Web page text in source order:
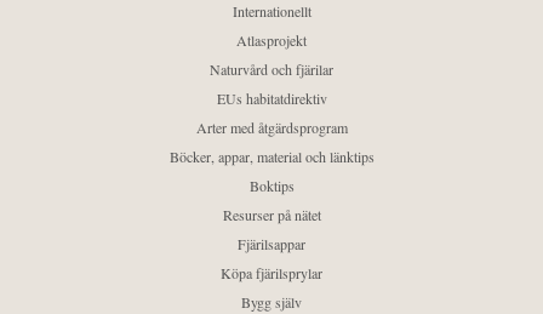
Internationellt
Atlasprojekt
Naturvård och fjärilar
EUs habitatdirektiv
Arter med åtgärdsprogram
Böcker, appar, material och länktips
Boktips
Resurser på nätet
Fjärilsappar
Köpa fjärilsprylar
Bygg själv